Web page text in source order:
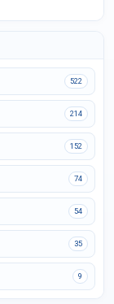
522
214
152
74
54
35
9